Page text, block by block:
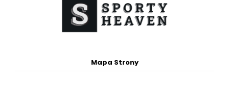
Mapa Strony